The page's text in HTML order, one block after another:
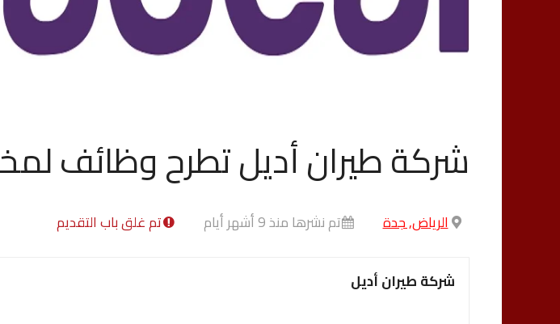
شركة طيران أديل تطرح وظائف
الرياض, جدة تم نشرها منذ 9 أشهر أيام تم غلق باب التقديم
شركة طيران أديل